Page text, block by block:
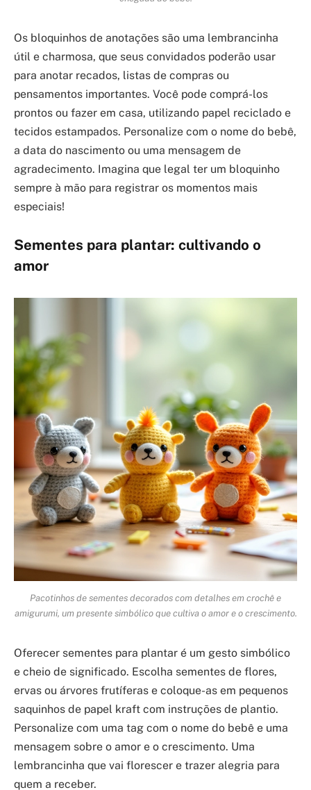
Os bloquinhos de anotações são uma lembrancinha
útil e charmosa, que seus convidados poderão usar
para anotar recados, listas de compras ou
pensamentos importantes. Você pode comprá-los
prontos ou fazer em casa, utilizando papel reciclado e
tecidos estampados. Personalize com o nome do bebê,
a data do nascimento ou uma mensagem de
agradecimento. Imagina que legal ter um bloquinho
sempre à mão para registrar os momentos mais
especiais!
Sementes para plantar: cultivando o
amor
Pacotinhos de sementes decorados com detalhes em crochê e
amigurumi, um presente simbólico que cultiva o amor e o crescimento.
Oferecer sementes para plantar é um gesto simbólico
e cheio de significado. Escolha sementes de flores,
ervas ou árvores frutíferas e coloque-as em pequenos
saquinhos de papel kraft com instruções de plantio.
Personalize com uma tag com o nome do bebê e uma
mensagem sobre o amor e o crescimento. Uma
lembrancinha que vai florescer e trazer alegria para
quem a receber.